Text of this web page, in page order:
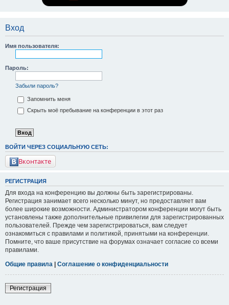
Вход
Имя пользователя:
Пароль:
Забыли пароль?
Запомнить меня
Скрыть моё пребывание на конференции в этот раз
ВОЙТИ ЧЕРЕЗ СОЦИАЛЬНУЮ СЕТЬ:
Вконтакте
РЕГИСТРАЦИЯ
Для входа на конференцию вы должны быть зарегистрированы.
Регистрация занимает всего несколько минут, но предоставляет вам
более широкие возможности. Администратором конференции могут быть
установлены также дополнительные привилегии для зарегистрированных
пользователей. Прежде чем зарегистрироваться, вам следует
ознакомиться с правилами и политикой, принятыми на конференции.
Помните, что ваше присутствие на форумах означает согласие со всеми
правилами.
Общие правила
Соглашение о конфиденциальности
Регистрация